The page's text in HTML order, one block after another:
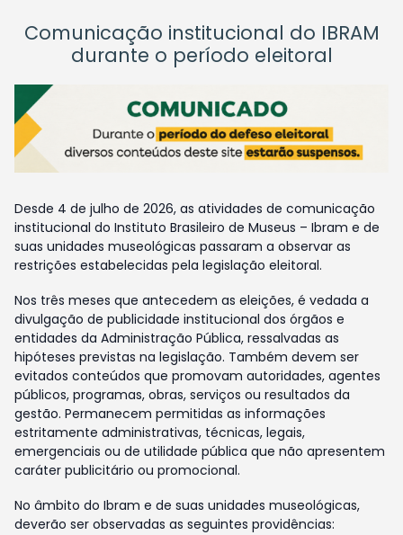
Comunicação institucional do IBRAM
durante o período eleitoral
Desde 4 de julho de 2026, as atividades de comunicação
institucional do Instituto Brasileiro de Museus – Ibram e de
suas unidades museológicas passaram a observar as
restrições estabelecidas pela legislação eleitoral.
Nos três meses que antecedem as eleições, é vedada a
divulgação de publicidade institucional dos órgãos e
entidades da Administração Pública, ressalvadas as
hipóteses previstas na legislação. Também devem ser
evitados conteúdos que promovam autoridades, agentes
públicos, programas, obras, serviços ou resultados da
gestão. Permanecem permitidas as informações
estritamente administrativas, técnicas, legais,
emergenciais ou de utilidade pública que não apresentem
caráter publicitário ou promocional.
No âmbito do Ibram e de suas unidades museológicas,
deverão ser observadas as seguintes providências: